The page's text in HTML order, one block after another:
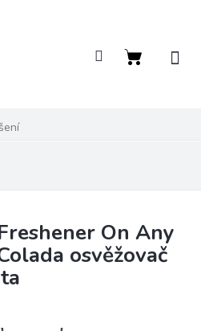
Nákupní
On Any
osvěžovač